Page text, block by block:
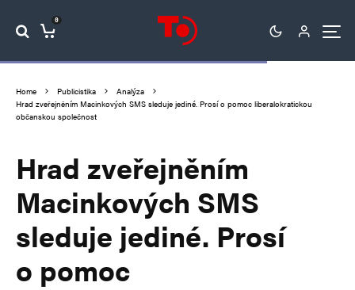
0
Home Publicistika
Analýza
Hrad zveřejněním Macinkových SMS sleduje jediné. Prosí o pomoc liberalokratickou
občanskou společnost
Hrad zveřejněním
Macinkových SMS
sleduje jediné. Prosí
o pomoc